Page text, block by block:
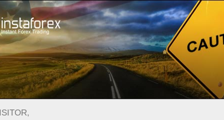
de la cuenta Plataforma comercial
Principiantes Para Inversionistas Para Socios